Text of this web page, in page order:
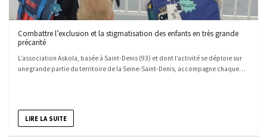
Combattre l’exclusion et la stigmatisation des enfants en très grande
précarité
L’association Askola, basée à Saint-Denis (93) et dont l’activité se déploie sur
une grande partie du territoire de la Seine-Saint-Denis, accompagne chaque…
LIRE LA SUITE